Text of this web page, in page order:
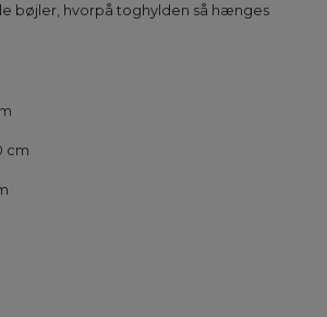
bøjler, hvorpå toghylden så hænges
cm